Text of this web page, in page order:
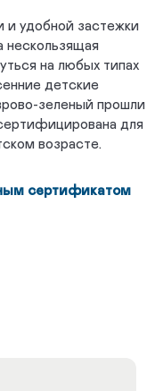
и удобной застежки
нескользящая
на любых типах
детские
зеленый прошли
для
возрасте.
сертификатом